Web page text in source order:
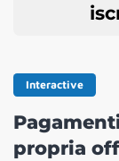
Interactive
propria